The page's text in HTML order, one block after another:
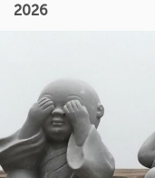
2026